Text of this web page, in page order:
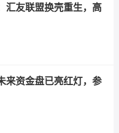
汇友联盟换壳重生，高
来资金盘已亮红灯，参